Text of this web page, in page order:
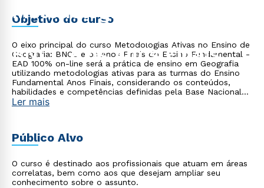
Metodologias Ativas no
Ensino de Geografia:
BNCC e os Anos Finais do
Ensino Fundamental
Objetivo do curso
O eixo principal do curso Metodologias Ativas no Ensino de
Geografia: BNCC e os Anos Finais do Ensino Fundamental -
EAD 100% on-line será a prática de ensino em Geografia
utilizando metodologias ativas para as turmas do Ensino
Fundamental Anos Finais, considerando os conteúdos,
habilidades e competências definidas pela Base Nacional
Comum Curricular (BNCC), de maneira prática, crítica e
Ler mais
Público Alvo
O curso é destinado aos profissionais que atuam em áreas
correlatas, bem como aos que desejam ampliar seu
conhecimento sobre o assunto.